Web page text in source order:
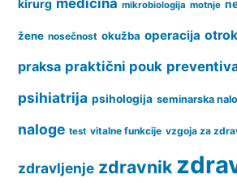
kirurg mikrobiologija motnje
žene nosečnost okužba operacija otrok
praksa praktični pouk
psihiatrija psihologija seminarska
naloge test vitalne funkcije vzgoja za
zdravljenje zdravnik